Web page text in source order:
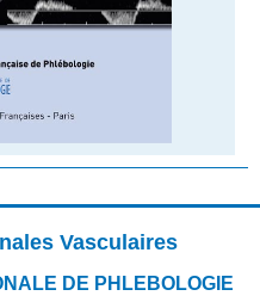
Vasculaires
DE PHLEBOLOGIE